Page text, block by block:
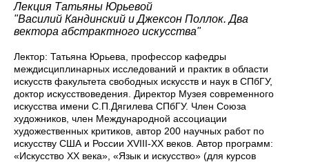
Лекция Татьяны Юрьевой
"Василий Кандинский и Джексон Поллок. Два
вектора абстрактного искусства"
Лектор: Татьяна Юрьева, профессор кафедры
междисциплинарных исследований и практик в области
искусств факультета свободных искусств и наук в СПбГУ,
доктор искусствоведения. Директор Музея современного
искусства имени С.П.Дягилева СПбГУ. Член Союза
художников, член Международной ассоциации
художественных критиков, автор 200 научных работ по
искусству США и России XVIII-ХХ веков. Автор программ:
«Искусство ХХ века», «Язык и искусство» (для курсов